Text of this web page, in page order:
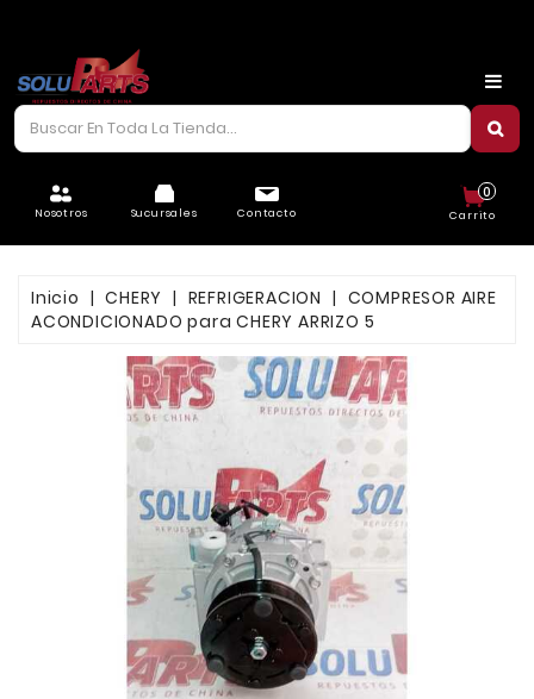
Nosotros Sucursales Contacto Carrito
0
CARROCERÍA
ELÉCTRICO
FRENOS
LUBRICANTES
REFRIGERACIÓN
SUSPENSIÓN
Inicio CHERY REFRIGERACION
COMPRESOR AIRE
ACONDICIONADO para CHERY ARRIZO 5